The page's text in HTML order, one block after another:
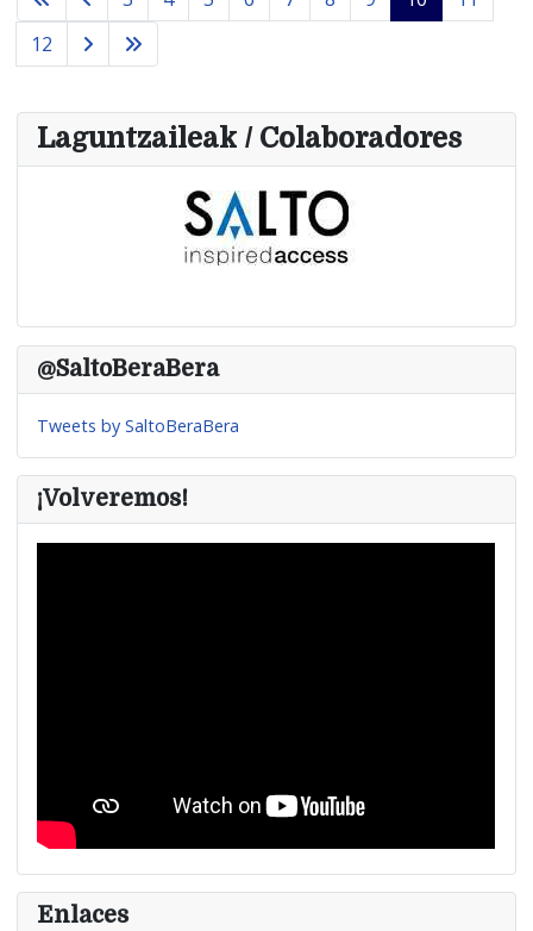
12
Laguntzaileak / Colaboradores
@SaltoBeraBera
Tweets by SaltoBeraBera
¡Volveremos!
Enlaces